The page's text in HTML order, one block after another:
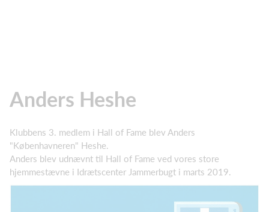
Anders Heshe
Klubbens 3. medlem i Hall of Fame blev Anders
"Københavneren" Heshe.
Anders blev udnævnt til Hall of Fame ved vores store
hjemmestævne i Idrætscenter Jammerbugt i marts 2019.